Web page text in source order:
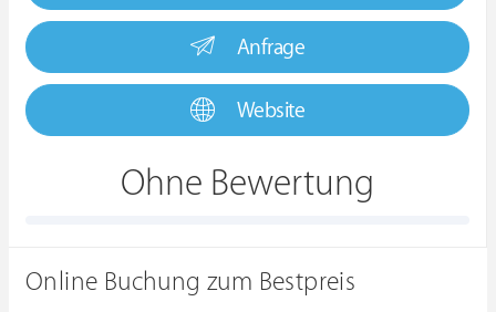
Anfrage
Website
Ohne Bewertung
Online Buchung zum Bestpreis